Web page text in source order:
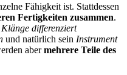
Fähigkeit ist. Stattdessen
Fertigkeiten zusammen.
Klänge differenziert
und natürlich sein Instrument
abermehrere Teile des